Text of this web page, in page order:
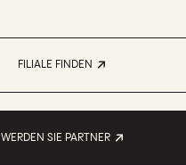
FILIALE FINDEN
WERDEN SIE PARTNER